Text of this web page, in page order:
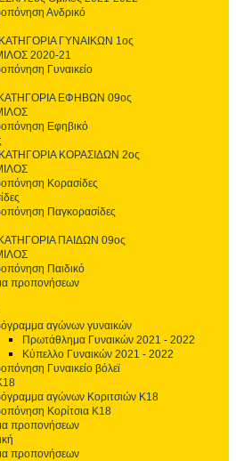
Ανδρικό
ΓΥΝΑΙΚΩΝ 1ος
2020-21
Γυναικείο
ΕΦΗΒΩΝ 09ος
Εφηβικό
ΚΟΡΑΣΙΔΩΝ 2ος
Κορασίδες
Παγκορασίδες
ΠΑΙΔΩΝ 09ος
Παιδικό
προπονήσεων
αγώνων γυναικών
Πρωτάθλημα Γυναικών 2021 - 2022
Κύπελλο Γυναικών 2021 - 2022
Γυναικείο βόλεϊ
αγώνων Κοριτσιών Κ18
Κορίτσια Κ18
προπονήσεων
προπονήσεων